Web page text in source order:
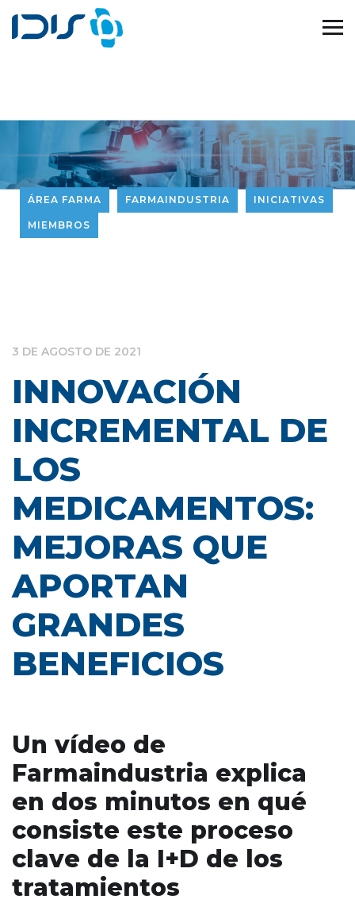
ÁREA FARMA FARMAINDUSTRIA INICIATIVAS
MIEMBROS
3 DE AGOSTO DE 2021
INNOVACIÓN
INCREMENTAL DE
LOS
MEDICAMENTOS:
MEJORAS QUE
APORTAN
GRANDES
BENEFICIOS
Un vídeo de
Farmaindustria explica
en dos minutos en qué
consiste este proceso
clave de la I+D de los
tratamientos